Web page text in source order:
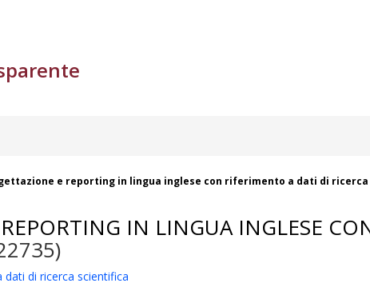
e reporting in lingua inglese con riferimento a dati di
IN LINGUA INGLESE
di ricerca scientifica